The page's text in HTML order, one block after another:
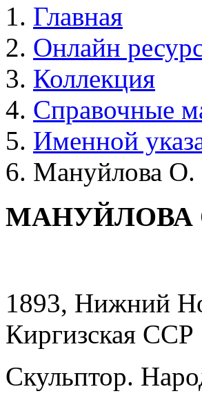
Главная
Онлайн
Коллекция
Справочные
Именной
Мануйлова
МАНУЙЛОВА
1893, Нижний
Киргизская ССР
Скульптор.